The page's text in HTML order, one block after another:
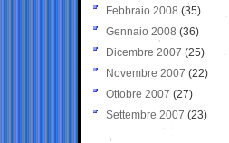
Febbraio 2008 (35)
Gennaio 2008 (36)
Dicembre 2007 (25)
Novembre 2007 (22)
Ottobre 2007 (27)
Settembre 2007 (23)